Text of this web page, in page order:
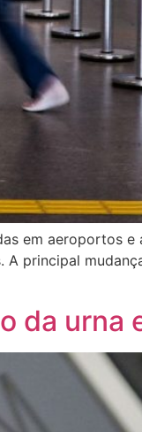
em aeroportos e
A principal
da urna